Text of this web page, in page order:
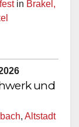
in Brakel,
und
, Altstadt